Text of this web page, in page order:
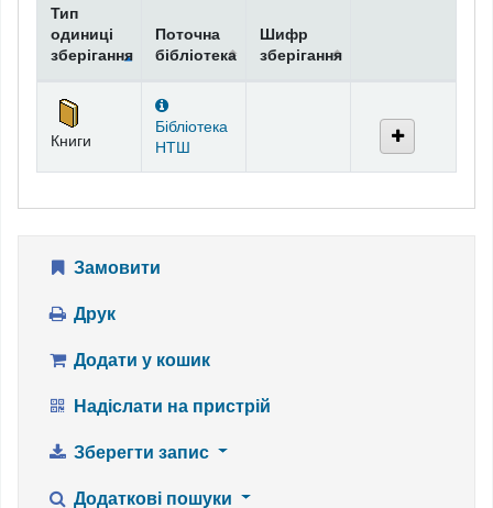
Тип
одиниці
зберігання
Поточна
бібліотека
Шифр
зберігання
Книги
Бібліотека
НТШ
Замовити
Друк
Додати у кошик
Надіслати на пристрій
Зберегти запис
Додаткові пошуки